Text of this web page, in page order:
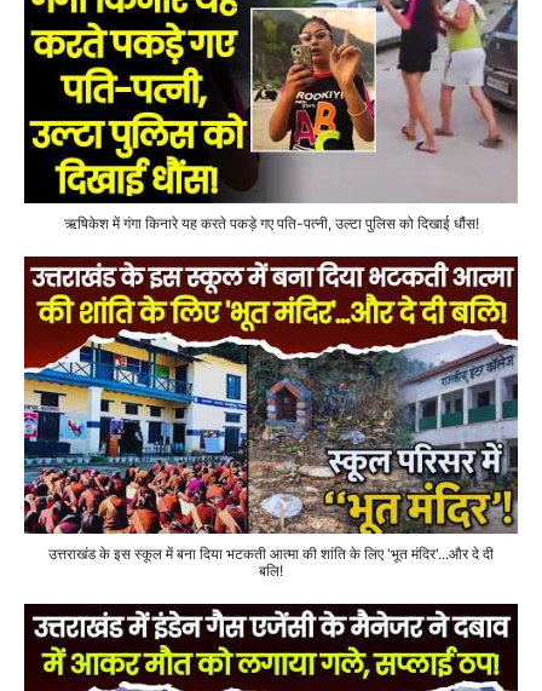
ऋषिकेश में गंगा किनारे यह करते पकड़े गए पति-पत्नी, उल्टा पुलिस को दिखाई धौंस!
उत्तराखंड के इस स्कूल में बना दिया भटकती आत्मा की शांति के लिए 'भूत मंदिर'...और दे दी
बलि!